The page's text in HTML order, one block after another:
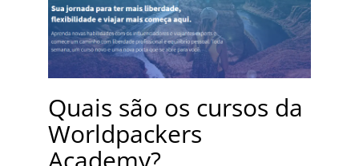
Quais são os cursos da
Worldpackers